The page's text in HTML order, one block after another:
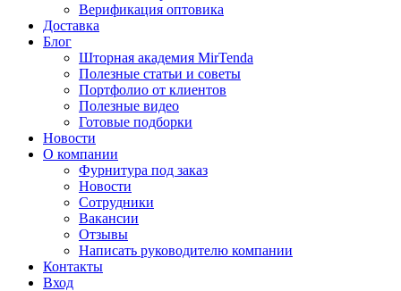
Верификация оптовика
Доставка
Блог
Шторная академия MirTenda
Полезные статьи и советы
Портфолио от клиентов
Полезные видео
Готовые подборки
Новости
О компании
Фурнитура под заказ
Новости
Сотрудники
Вакансии
Отзывы
Написать руководителю компании
Контакты
Вход